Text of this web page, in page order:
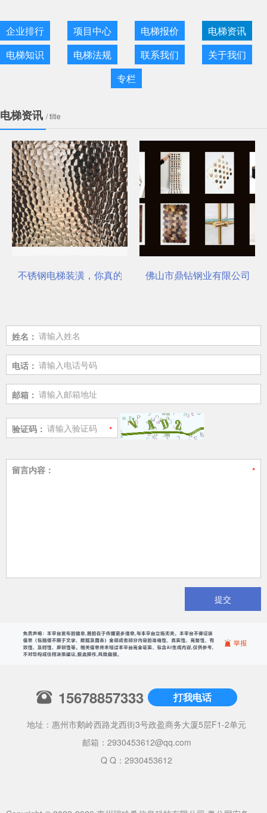
企业排行 项目中心 电梯报价
电梯资讯
电梯知识
电梯法规 联系我们
关于我们
专栏
电梯资讯 / title
不锈钢电梯装潢，你真的选对了吗？佛山市鼎钻钢业有限公司，
姓名：
电话：
邮箱：
验证码：
留言内容：
提交
15678857333 打我电话
地址：惠州市鹅岭西路龙西街3号政盈商务大厦5层F1-2单元
邮箱： 2930453612@qq.com
Q Q：2930453612